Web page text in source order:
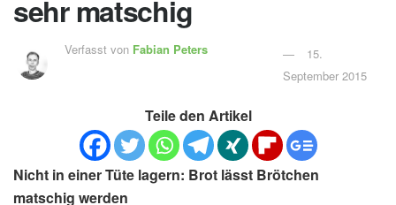
sehr matschig
Verfasst von Fabian Peters
15.
September 2015
Teile den Artikel
Nicht in einer Tüte lagern: Brot lässt Brötchen
matschig werden